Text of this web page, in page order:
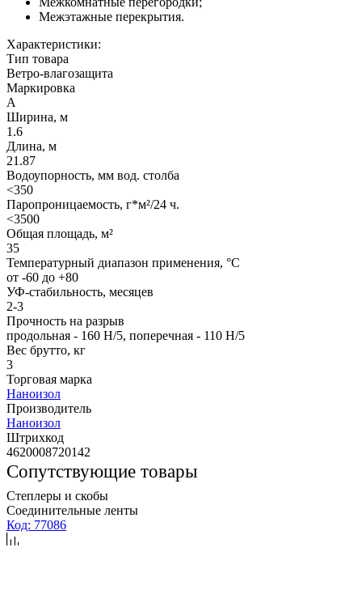
Межэтажные перекрытия.
Характеристики:
Тип товара
Ветро-влагозащита
Маркировка
А
Ширина, м
1.6
Длина, м
21.87
Водоупорность, мм вод. столба
<350
Паропроницаемость, г*м²/24 ч.
<3500
Общая площадь, м²
35
Температурный диапазон применения, °С
от -60 до +80
УФ-стабильность, месяцев
2-3
Прочность на разрыв
продольная - 160 Н/5, поперечная - 110 Н/5
Вес брутто, кг
3
Торговая марка
Наноизол
Производитель
Наноизол
Штрихкод
4620008720142
Сопутствующие товары
Степлеры и скобы
Соединительные ленты
Код: 77086